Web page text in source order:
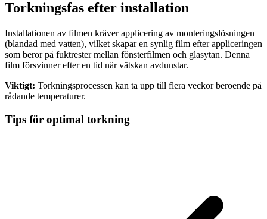
Torkningsfas efter installation
Installationen av filmen kräver applicering av monteringslösningen
(blandad med vatten), vilket skapar en synlig film efter appliceringen
som beror på fuktrester mellan fönsterfilmen och glasytan. Denna
film försvinner efter en tid när vätskan avdunstar.
Viktigt: Torkningsprocessen kan ta upp till flera veckor beroende på
rådande temperaturer.
Tips för optimal torkning